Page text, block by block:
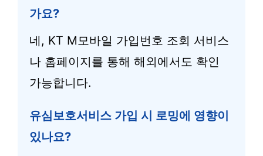
가요?
네, KT M모바일 가입번호 조회 서비스
나 홈페이지를 통해 해외에서도 확인
가능합니다.
유심보호서비스 가입 시 로밍에 영향이
있나요?